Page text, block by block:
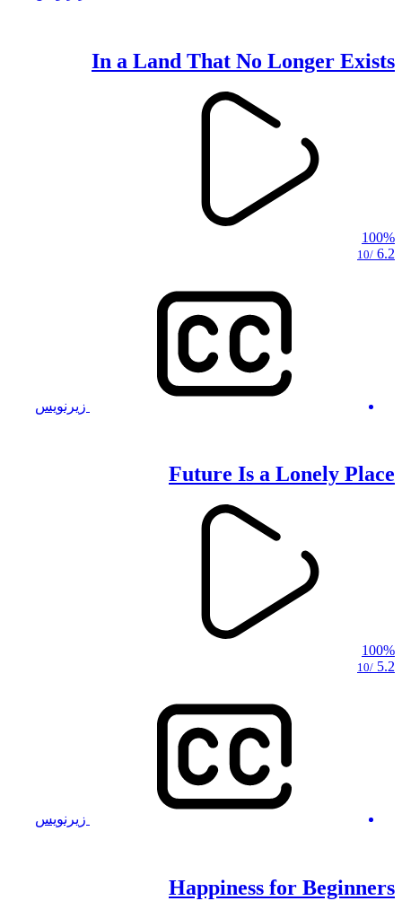
In a Land That No Longer Exists
100%
6.2
/10
زیرنویس
Future Is a Lonely Place
100%
5.2
/10
زیرنویس
Happiness for Beginners